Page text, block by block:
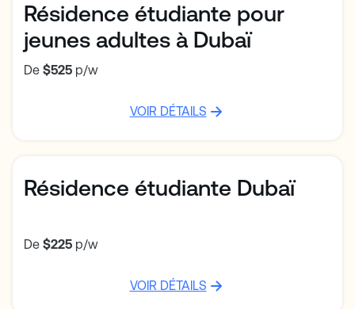
Résidence étudiante pour
jeunes adultes à Dubaï
De $525 p/w
VOIR DÉTAILS
Résidence étudiante Dubaï
De $225 p/w
VOIR DÉTAILS